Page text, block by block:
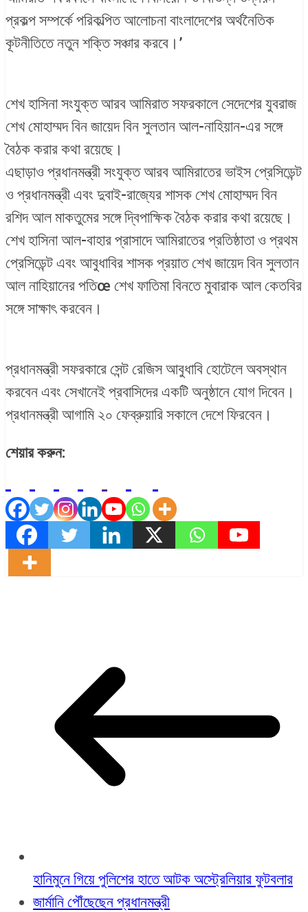
প্রকল্প সম্পর্কে পরিকল্পিত আলোচনা বাংলাদেশের অর্থনৈতিক
কূটনীতিতে নতুন শক্তি সঞ্চার করবে।’
শেখ হাসিনা সংযুক্ত আরব আমিরাত সফরকালে সেদেশের যুবরাজ
শেখ মোহাম্মদ বিন জায়েদ বিন সুলতান আল-নাহিয়ান-এর সঙ্গে
বৈঠক করার কথা রয়েছে।
এছাড়াও প্রধানমন্ত্রী সংযুক্ত আরব আমিরাতের ভাইস প্রেসিডেন্ট
ও প্রধানমন্ত্রী এবং দুবাই-রাজ্যের শাসক শেখ মোহাম্মদ বিন
রশিদ আল মাকতুমের সঙ্গে দ্বিপাক্ষিক বৈঠক করার কথা রয়েছে।
শেখ হাসিনা আল-বাহার প্রাসাদে আমিরাতের প্রতিষ্ঠাতা ও প্রথম
প্রেসিডেন্ট এবং আবুধাবির শাসক প্রয়াত শেখ জায়েদ বিন সুলতান
আল নাহিয়ানের পতিœ শেখ ফাতিমা বিনতে মুবারাক আল কেতবির
সঙ্গে সাক্ষাৎ করবেন।
প্রধানমন্ত্রী সফরকারে সেন্ট রেজিস আবুধাবি হোটেলে অবস্থান
করবেন এবং সেখানেই প্রবাসিদের একটি অনুষ্ঠানে যোগ দিবেন।
প্রধানমন্ত্রী আগামি ২০ ফেব্রুয়ারি সকালে দেশে ফিরবেন।
শেয়ার করুন:
হানিমুনে গিয়ে পুলিশের হাতে আটক অস্ট্রেলিয়ার ফুটবলার
জার্মানি পৌঁছেছেন প্রধানমন্ত্রী